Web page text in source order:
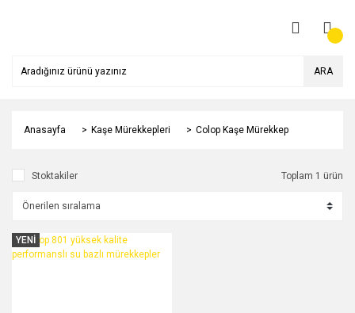
ARA
Anasayfa Kaşe Mürekkepleri Colop Kaşe Mürekkep
Stoktakiler Toplam 1 ürün
YENİ